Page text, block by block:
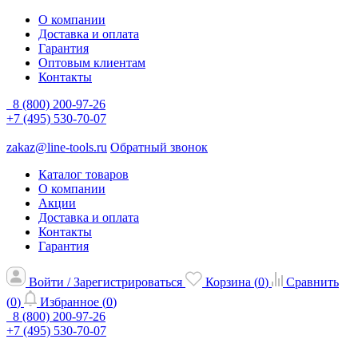
О компании
Доставка и оплата
Гарантия
Оптовым клиентам
Контакты
8 (800) 200-97-26
+7 (495) 530-70-07
zakaz@line-tools.ru Обратный звонок
Каталог товаров
О компании
Акции
Доставка и оплата
Контакты
Гарантия
Войти / Зарегистрироваться Корзина (0)
Сравнить
(0) Избранное (0)
8 (800) 200-97-26
+7 (495) 530-70-07